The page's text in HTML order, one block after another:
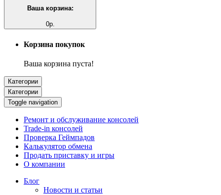
Ваша корзина:
0р.
Корзина покупок
Ваша корзина пуста!
Категории
Категории
Toggle navigation
Ремонт и обслуживание консолей
Trade-in консолей
Проверка Геймпадов
Калькулятор обмена
Продать приставку и игры
О компании
Блог
Новости и статьи